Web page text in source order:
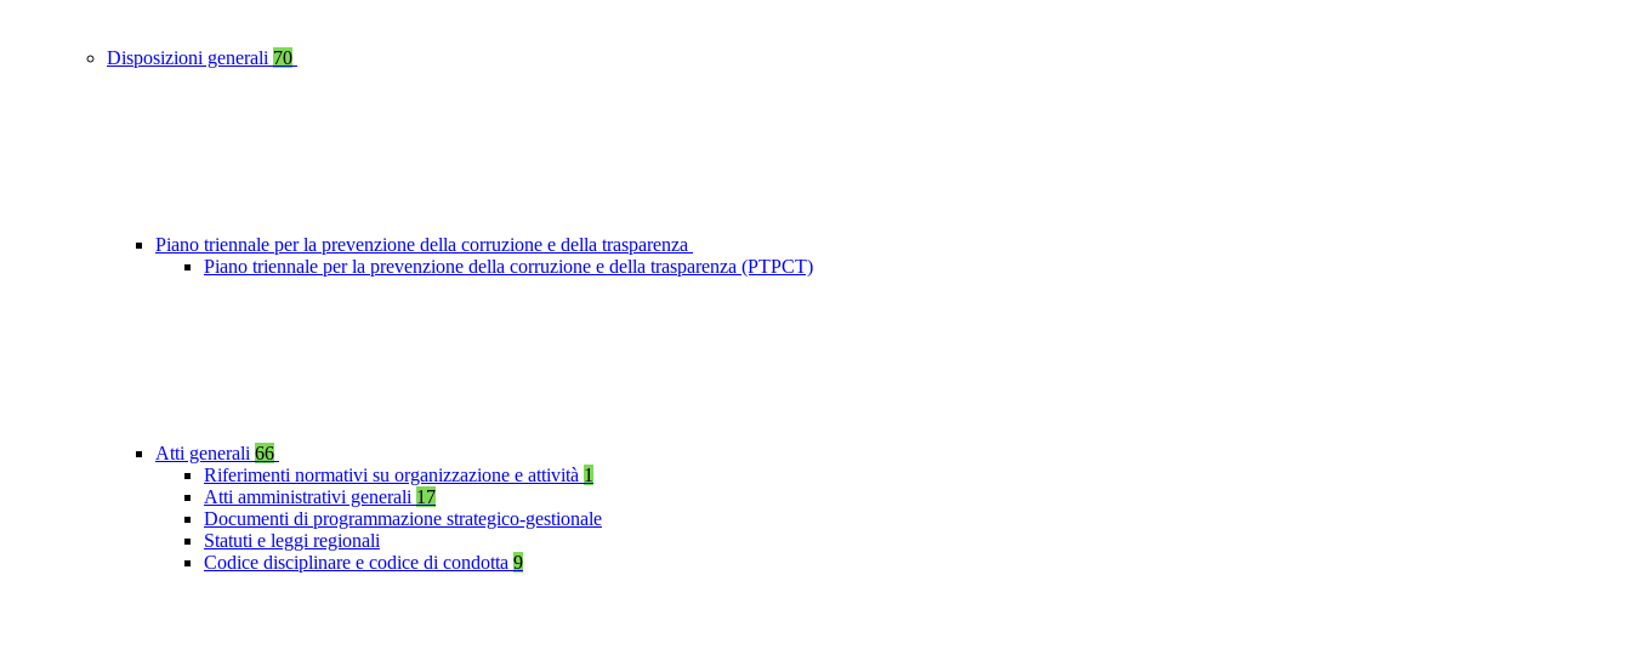
Disposizioni generali 70
Piano triennale per la prevenzione della corruzione e della trasparenza
Piano triennale per la prevenzione della corruzione e della trasparenza (PTPCT)
Atti generali 66
Riferimenti normativi su organizzazione e attività 1
Atti amministrativi generali 17
Documenti di programmazione strategico-gestionale
Statuti e leggi regionali
Codice disciplinare e codice di condotta 9